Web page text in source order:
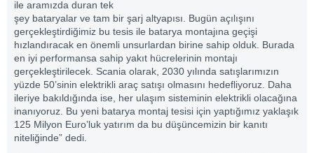
ile aramızda duran tek
şey bataryalar ve tam bir şarj altyapısı. Bugün açılışını
gerçekleştirdiğimiz bu tesis ile batarya montajına geçişi
hızlandıracak en önemli unsurlardan birine sahip olduk. Burada
en iyi performansa sahip yakıt hücrelerinin montajı
gerçekleştirilecek. Scania olarak, 2030 yılında satışlarımızın
yüzde 50’sinin elektrikli araç satışı olmasını hedefliyoruz. Daha
ileriye bakıldığında ise, her ulaşım sisteminin elektrikli olacağına
inanıyoruz. Bu yeni batarya montaj tesisi için yaptığımız yaklaşık
125 Milyon Euro’luk yatırım da bu düşüncemizin bir kanıtı
niteliğinde” dedi.